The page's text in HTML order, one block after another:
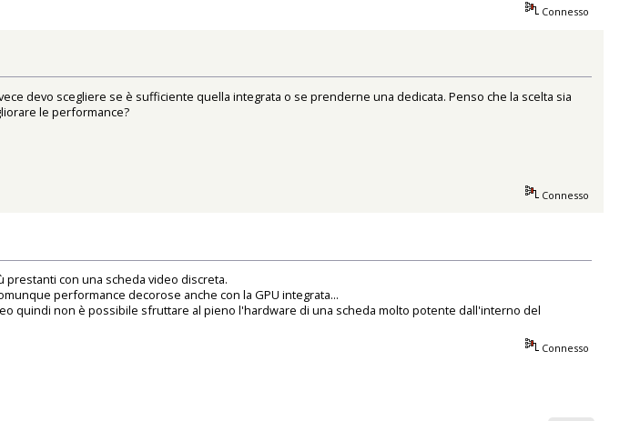
Connesso
devo scegliere se è sufficiente quella integrata o se prenderne una dedicata. Penso che la scelta sia
le performance?
Connesso
prestanti con una scheda video discreta.
performance decorose anche con la GPU integrata...
quindi non è possibile sfruttare al pieno l'hardware di una scheda molto potente dall'interno del
Connesso